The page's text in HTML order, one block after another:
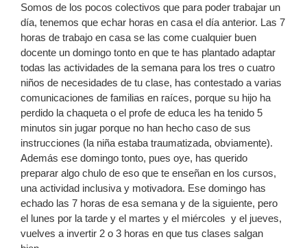
Somos de los pocos colectivos que para poder trabajar un
día, tenemos que echar horas en casa el día anterior. Las 7
horas de trabajo en casa se las come cualquier buen
docente un domingo tonto en que te has plantado adaptar
todas las actividades de la semana para los tres o cuatro
niños de necesidades de tu clase, has contestado a varias
comunicaciones de familias en raíces, porque su hijo ha
perdido la chaqueta o el profe de educa les ha tenido 5
minutos sin jugar porque no han hecho caso de sus
instrucciones (la niña estaba traumatizada, obviamente).
Además ese domingo tonto, pues oye, has querido
preparar algo chulo de eso que te enseñan en los cursos,
una actividad inclusiva y motivadora. Ese domingo has
echado las 7 horas de esa semana y de la siguiente, pero
el lunes por la tarde y el martes y el miércoles y el jueves,
vuelves a invertir 2 o 3 horas en que tus clases salgan